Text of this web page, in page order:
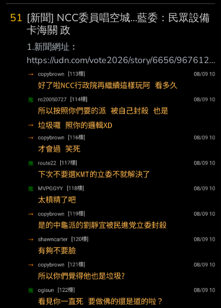
51 [新聞] NCC委員唱空城…藍委：民眾設備
卡海關 政
1.新聞網址︰
https://udn.com/vote2026/story/6656/9676124
2.新聞來源︰聯合 3.完整新聞標題： NCC委員
唱空城…藍委：民眾設備卡海關 政院不能手一攤
4.完整新聞內容︰ ＮＣＣ進入沒有委員的空窗
期，審核廣播電視、射頻設備等業務均停擺，民
眾、業者陳情 也湧入藍綠立委辦公室。國民黨
立委黃健豪表示，這兩天已有上市公司因要等Ｎ
ＣＣ審核 通過，設備卡在海關，行政院不能
「兩手一攤」，應盡快協調各部會處理此事。
黃健豪說，這幾天接到不少業者陳情，若設備遲
遲沒人審核，商品先